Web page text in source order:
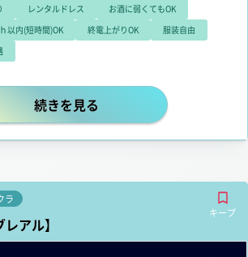
レンタルドレス
お酒に弱くてもOK
以内(短時間)OK 終電上がりOK
服装自由
お仕事は超簡単♪お客様に楽しい
続きを見る
ラ
キープ
アル】